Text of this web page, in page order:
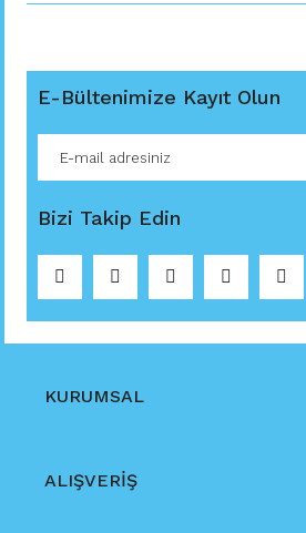
E-Bültenimize Kayıt Olun
Bizi Takip Edin
KURUMSAL
ALIŞVERİŞ